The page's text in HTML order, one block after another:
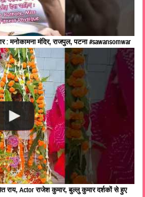
: मनोकामना मंदिर, राजपुल, पटना #sawansomwar
राय, Actor राजेश कुमार, बुल्लु कुमार दर्शकों से हुए